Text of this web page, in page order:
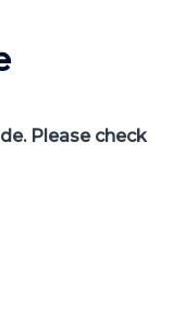
Please check